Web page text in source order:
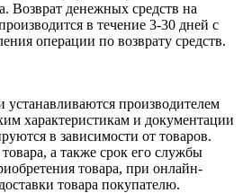
Возврат денежных средств на
в течение 3-30 дней с
операции по возврату средств.
устанавливаются производителем
характеристикам и документации
в зависимости от товаров.
а также срок его службы
товара, при онлайн-
товара покупателю.